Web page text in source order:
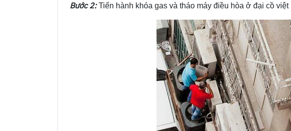
Bước 2:Tiến hành khóa gas và tháo máy điều hòa ở đại cồ việt